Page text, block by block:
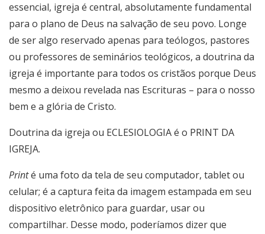
essencial, igreja é central, absolutamente fundamental
para o plano de Deus na salvação de seu povo. Longe
de ser algo reservado apenas para teólogos, pastores
ou professores de seminários teológicos, a doutrina da
igreja é importante para todos os cristãos porque Deus
mesmo a deixou revelada nas Escrituras – para o nosso
bem e a glória de Cristo.
Doutrina da igreja ou ECLESIOLOGIA é o PRINT DA
IGREJA.
Printé uma foto da tela de seu computador, tablet ou
celular; é a captura feita da imagem estampada em seu
dispositivo eletrônico para guardar, usar ou
compartilhar. Desse modo, poderíamos dizer que